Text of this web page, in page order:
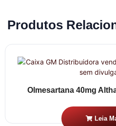
Produtos
Olmesartana 40mg
Leia